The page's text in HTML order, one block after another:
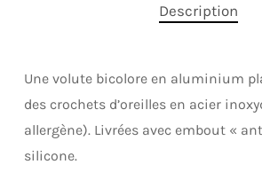
Description
Une volute bicolore en aluminium
des crochets d’oreilles en acier
allergène). Livrées avec embout «
silicone.